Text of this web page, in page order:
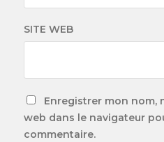
SITE WEB
Enregistrer mon nom,
web dans le navigateur
commentaire.